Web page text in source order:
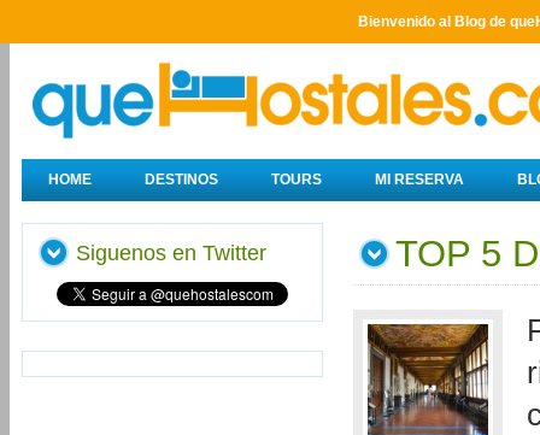
Bienvenido al Blog de
HOME DESTINOS TOURS MI RESERVA
TOP 5
Siguenos en Twitter